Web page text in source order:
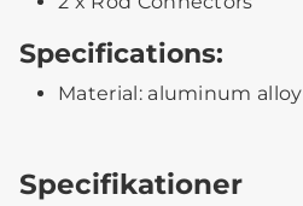
Specifications:
Material: aluminum alloy
Specifikationer